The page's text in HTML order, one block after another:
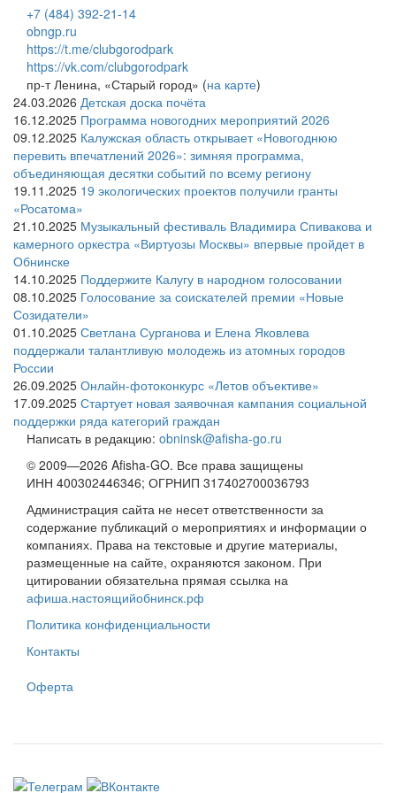
+7 (484) 392-21-14
obngp.ru
https://t.me/clubgorodpark
https://vk.com/clubgorodpark
пр-т Ленина, «Старый город» (на карте)
24.03.2026 Детская доска почёта
16.12.2025 Программа новогодних мероприятий 2026
09.12.2025 Калужская область открывает «Новогоднюю
перевить впечатлений 2026»: зимняя программа,
объединяющая десятки событий по всему региону
19.11.2025 19 экологических проектов получили гранты
«Росатома»
21.10.2025 Музыкальный фестиваль Владимира Спивакова и
камерного оркестра «Виртуозы Москвы» впервые пройдет в
Обнинске
14.10.2025 Поддержите Калугу в народном голосовании
08.10.2025 Голосование за соискателей премии «Новые
Созидатели»
01.10.2025 Светлана Сурганова и Елена Яковлева
поддержали талантливую молодежь из атомных городов
России
26.09.2025 Онлайн-фотоконкурс «Летов объективе»
17.09.2025 Стартует новая заявочная кампания социальной
поддержки ряда категорий граждан
Написать в редакцию: obninsk@afisha-go.ru
© 2009—2026 Afisha-GO. Все права защищены
ИНН 400302446346; ОГРНИП 317402700036793
Администрация сайта не несет ответственности за
содержание публикаций о мероприятиях и информации о
компаниях. Права на текстовые и другие материалы,
размещенные на сайте, охраняются законом. При
цитировании обязательна прямая ссылка на
афиша.настоящийобнинск.рф
Политика конфиденциальности
Контакты
Оферта